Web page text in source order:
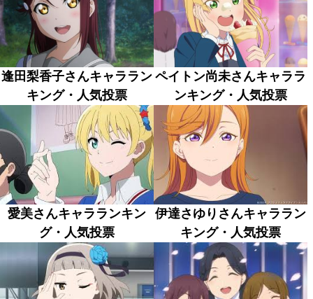
逢田梨香子さんキャララン
キング・人気投票
ペイトン尚未さんキャララ
ンキング・人気投票
愛美さんキャラランキン
グ・人気投票
伊達さゆりさんキャララン
キング・人気投票